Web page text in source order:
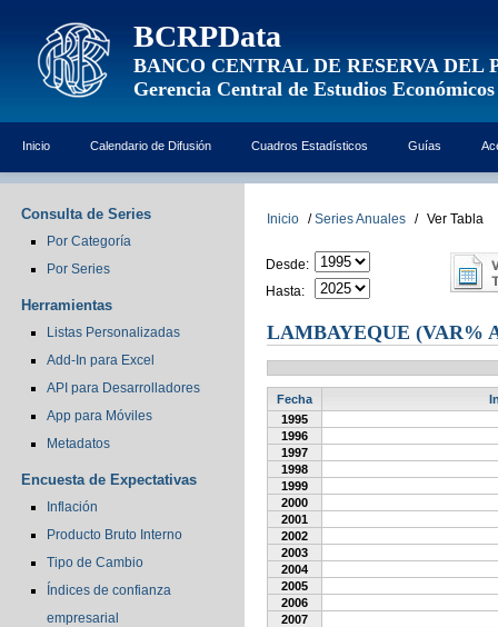
BCRPData
BANCO CENTRAL DE RESERVA DEL
Gerencia Central de Estudios Económicos
Inicio Calendario de Difusión Cuadros Estadísticos Guías
Consulta de Series
Por Categoría
Por Series
Herramientas
Listas Personalizadas
Add-In para Excel
API para Desarrolladores
App para Móviles
Metadatos
Encuesta de Expectativas
Inflación
Producto Bruto Interno
Tipo de Cambio
Índices de confianza
empresarial
Inicio / Series Anuales / Ver Tabla
Desde:
Hasta:
LAMBAYEQUE (VAR%
Fecha
1995
1996
1997
1998
1999
2000
2001
2002
2003
2004
2005
2006
2007